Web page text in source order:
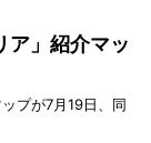
ア」紹介マッ
プが7月19日、同